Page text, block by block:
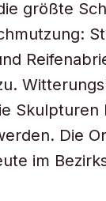
größte
Skulpturen
Die
im